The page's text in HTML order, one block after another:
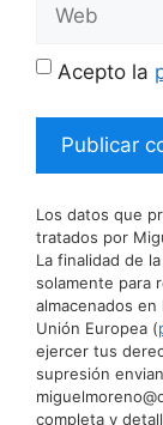
Acepto la
Los datos que
tratados por
La finalidad de
solamente para
almacenados
Unión Europea (
ejercer tus
supresión
completa y